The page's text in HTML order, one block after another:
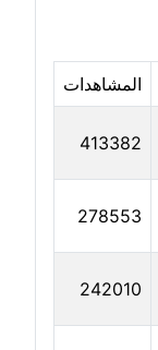
المشاهدات
413382
278553
242010